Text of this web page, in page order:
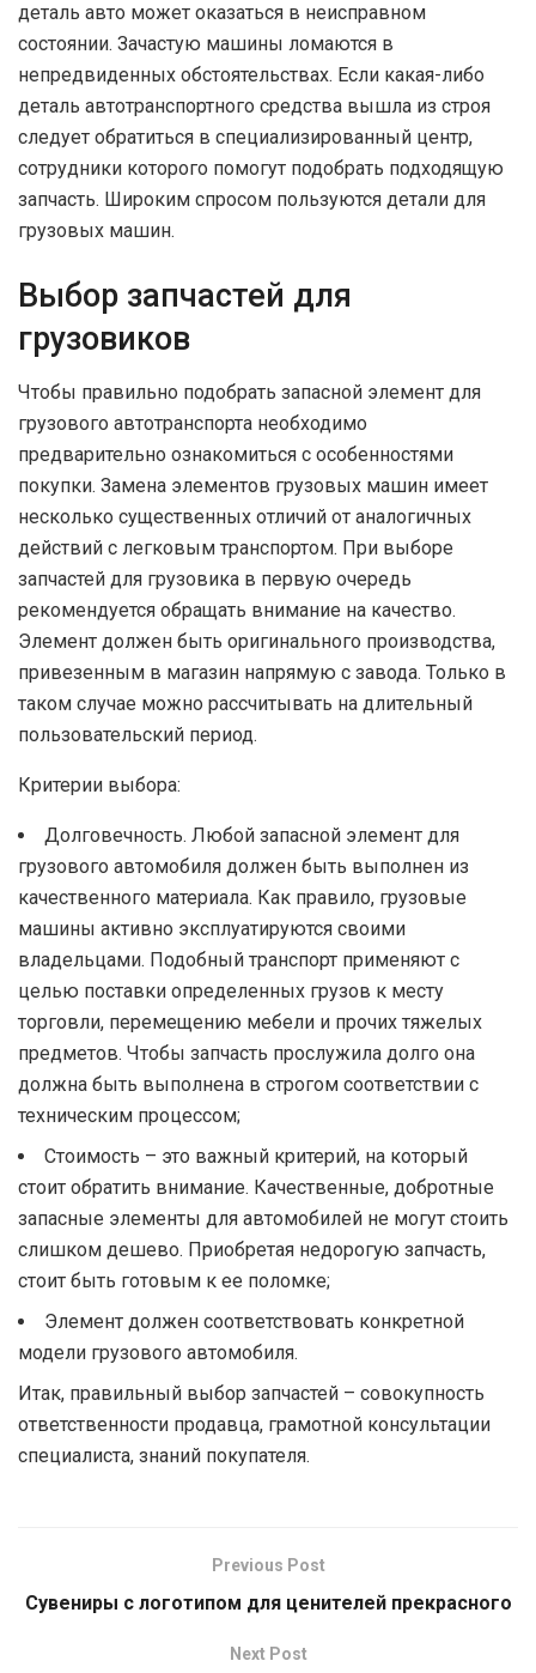
деталь авто может оказаться в неисправном
состоянии. Зачастую машины ломаются в
непредвиденных обстоятельствах. Если какая-либо
деталь автотранспортного средства вышла из строя
следует обратиться в специализированный центр,
сотрудники которого помогут подобрать подходящую
запчасть. Широким спросом пользуются детали для
грузовых машин.
Выбор запчастей для
грузовиков
Чтобы правильно подобрать запасной элемент для
грузового автотранспорта необходимо
предварительно ознакомиться с особенностями
покупки. Замена элементов грузовых машин имеет
несколько существенных отличий от аналогичных
действий с легковым транспортом. При выборе
запчастей для грузовика в первую очередь
рекомендуется обращать внимание на качество.
Элемент должен быть оригинального производства,
привезенным в магазин напрямую с завода. Только в
таком случае можно рассчитывать на длительный
пользовательский период.
Критерии выбора:
Долговечность. Любой запасной элемент для
грузового автомобиля должен быть выполнен из
качественного материала. Как правило, грузовые
машины активно эксплуатируются своими
владельцами. Подобный транспорт применяют с
целью поставки определенных грузов к месту
торговли, перемещению мебели и прочих тяжелых
предметов. Чтобы запчасть прослужила долго она
должна быть выполнена в строгом соответствии с
техническим процессом;
Стоимость – это важный критерий, на который
стоит обратить внимание. Качественные, добротные
запасные элементы для автомобилей не могут стоить
слишком дешево. Приобретая недорогую запчасть,
стоит быть готовым к ее поломке;
Элемент должен соответствовать конкретной
модели грузового автомобиля.
Итак, правильный выбор запчастей – совокупность
ответственности продавца, грамотной консультации
специалиста, знаний покупателя.
Previous Post
Сувениры с логотипом для ценителей прекрасного
Next Post